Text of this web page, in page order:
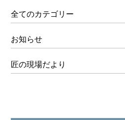
全てのカテゴリー
お知らせ
匠の現場だより